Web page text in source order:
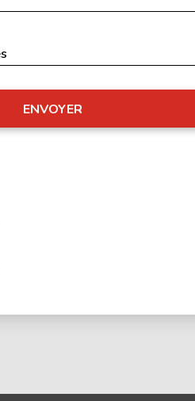
ENVOYER